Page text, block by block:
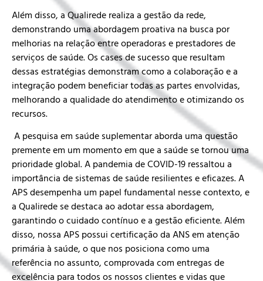
Além disso, a Qualirede realiza a gestão da rede,
demonstrando uma abordagem proativa na busca por
melhorias na relação entre operadoras e prestadores de
serviços de saúde. Os cases de sucesso que resultam
dessas estratégias demonstram como a colaboração e a
integração podem beneficiar todas as partes envolvidas,
melhorando a qualidade do atendimento e otimizando os
recursos.
A pesquisa em saúde suplementar aborda uma questão
premente em um momento em que a saúde se tornou uma
prioridade global. A pandemia de COVID-19 ressaltou a
importância de sistemas de saúde resilientes e eficazes. A
APS desempenha um papel fundamental nesse contexto, e
a Qualirede se destaca ao adotar essa abordagem,
garantindo o cuidado contínuo e a gestão eficiente. Além
disso, nossa APS possui certificação da ANS em atenção
primária à saúde, o que nos posiciona como uma
referência no assunto, comprovada com entregas de
excelência para todos os nossos clientes e vidas que